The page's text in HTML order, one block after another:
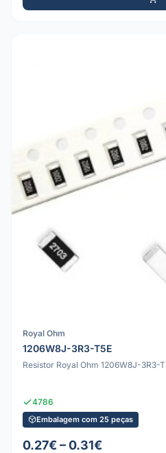
Royal Ohm
1206W8J-3R3-T5E
Resistor Royal Ohm 1206W8J-3R3-
4786
Embalagem com 25 peças
0.27€ – 0.31€